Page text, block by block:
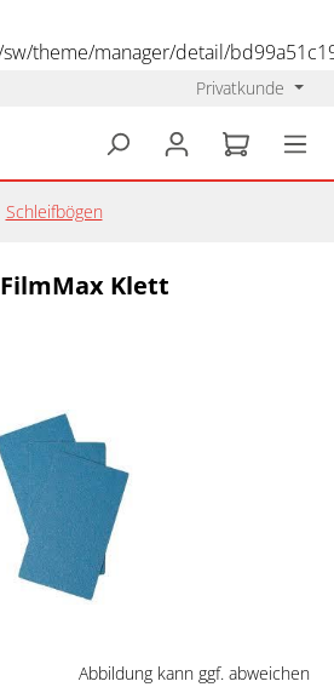
theme/manager/detail/
Privatkunde
Schleifbögen
FilmMax Klett
Abbildung kann ggf. abweichen